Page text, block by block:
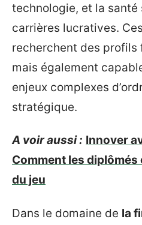
technologie, et la
carrières lucratives.
recherchent des profils
mais également
enjeux complexes
stratégique.
A voir aussi : Innover
Comment les
du jeu
Dans le domaine de la